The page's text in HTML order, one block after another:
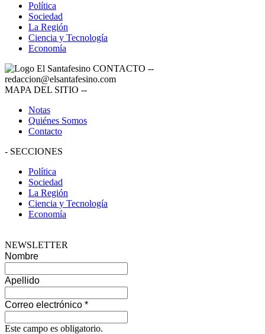
Política
Sociedad
La Región
Ciencia y Tecnología
Economía
CONTACTO --
redaccion@elsantafesino.com
MAPA DEL SITIO --
Notas
Quiénes Somos
Contacto
- SECCIONES
Política
Sociedad
La Región
Ciencia y Tecnología
Economía
NEWSLETTER
Nombre
Apellido
Correo electrónico *
Este campo es obligatorio.